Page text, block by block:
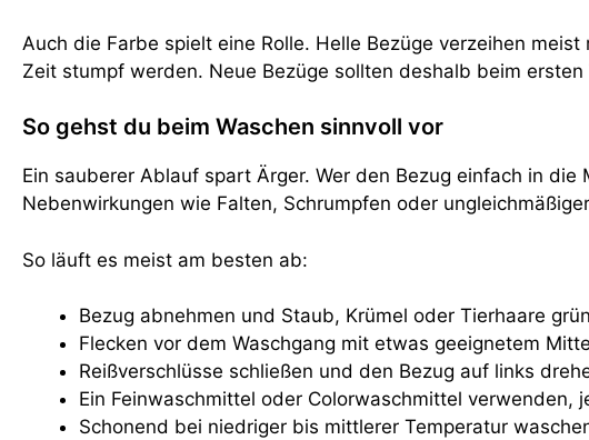
Auch die Farbe spielt eine Rolle. Helle Bezüge verzeihen
Zeit stumpf werden. Neue Bezüge sollten deshalb beim
So gehst du beim Waschen sinnvoll vor
Ein sauberer Ablauf spart Ärger. Wer den Bezug einfach in
Nebenwirkungen wie Falten, Schrumpfen oder
So läuft es meist am besten ab:
Bezug abnehmen und Staub, Krümel oder Tierhaare
Flecken vor dem Waschgang mit etwas geeignetem
Reißverschlüsse schließen und den Bezug auf links
Ein Feinwaschmittel oder Colorwaschmittel verwenden,
Schonend bei niedriger bis mittlerer Temperatur